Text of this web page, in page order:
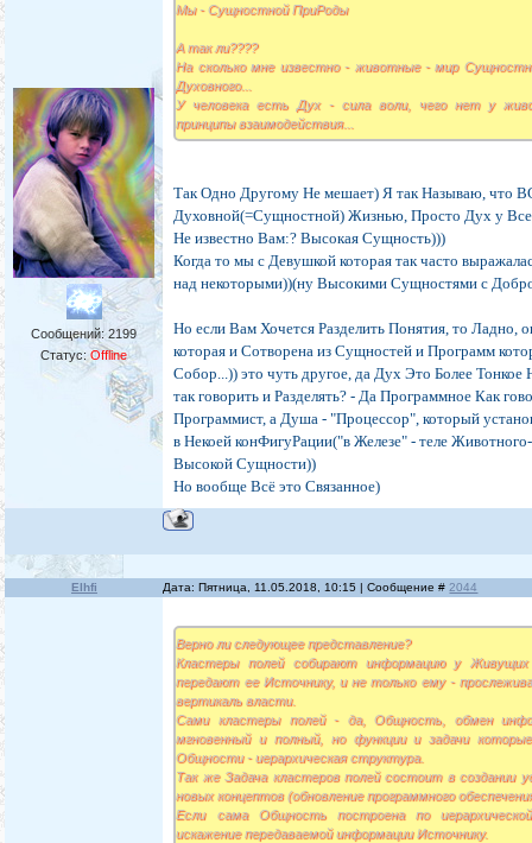
Сообщений:2199
Статус:Offline
Мы - Сущностной ПриРоды
А так ли????
На сколько мне известно - животные - мир
Духовного...
У человека есть Дух - сила воли, чего нет у
принципы взаимодействия...
Так Одно Другому Не мешает) Я так Называю, что
Духовной(=Сущностной) Жизнью, Просто Дух у
Не известно Вам:? Высокая Сущность)))
Когда то мы с Девушкой которая так часто
над некоторыми))(ну Высокими Сущностями с
Но если Вам Хочется Разделить Понятия, то Ладно,
которая и Сотворена из Сущностей и Программ
Собор...)) это чуть другое, да Дух Это Более
так говорить и Разделять? - Да Программное Как
Программист, а Душа - "Процессор", который
в Некоей конФигуРации("в Железе" - теле
Высокой Сущности))
Но вообще Всё это Связанное)
Elhfi Дата: Пятница, 11.05.2018, 10:15 | Сообщение #2044
Верно ли следующее представление?
Кластеры полей собирают информацию у
передают ее Источнику, и не только ему -
вертикаль власти.
Сами кластеры полей - да, Общность, обмен
мгновенный и полный, но функции и задачи
Общности - иерархическая структура.
Так же Задача кластеров полей состоит в создании
новых концептов (обновление программного
Если сама Общность построена по
искажение передаваемой информации Источнику.